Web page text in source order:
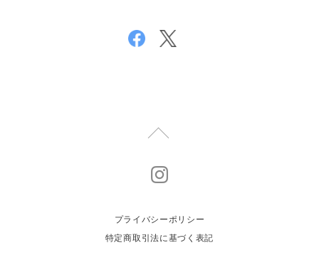
プライバシーポリシー
特定商取引法に基づく表記